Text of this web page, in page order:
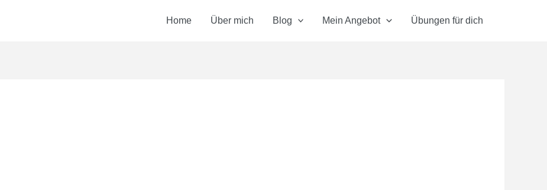
Home Über mich Blog Mein Angebot Übungen für dich